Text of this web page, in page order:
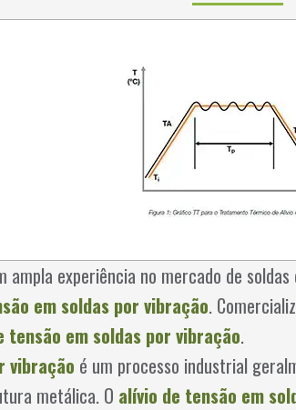
ampla experiência no mercado de
em soldas por vibração.
tensão em soldas por vibração.
vibração é um processo industrial
metálica. O alívio de tensão em